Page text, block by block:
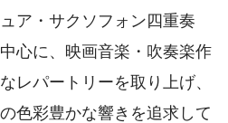
ア・サクソフォン四重奏
心に、映画音楽・吹奏楽作
レパートリーを取り上げ、
色彩豊かな響きを追求して